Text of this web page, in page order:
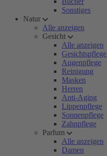
Sonstiges
Natur
Alle anzeigen
Gesicht
Alle anzeigen
Gesichtspflege
Augenpflege
Reinigung
Masken
Herren
Anti-Aging
Lippenpflege
Sonnenpflege
Zahnpflege
Parfum
Alle anzeigen
Damen